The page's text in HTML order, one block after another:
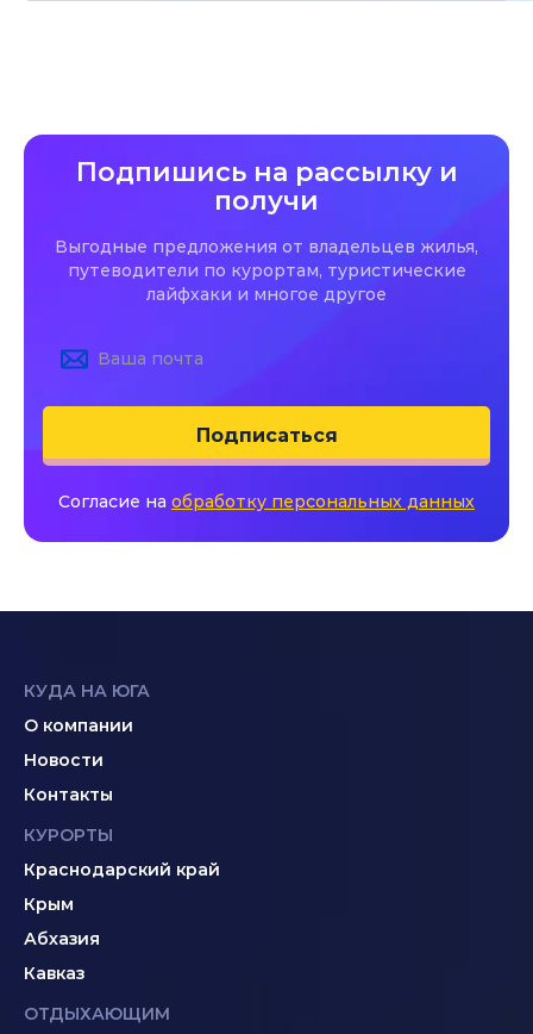
Подпишись на рассылку и
получи
Выгодные предложения от владельцев жилья,
путеводители по курортам, туристические
лайфхаки и многое другое
Подписаться
Согласие на обработку персональных данных
КУДА НА ЮГА
О компании
Новости
Контакты
КУРОРТЫ
Краснодарский край
Крым
Абхазия
Кавказ
ОТДЫХАЮЩИМ